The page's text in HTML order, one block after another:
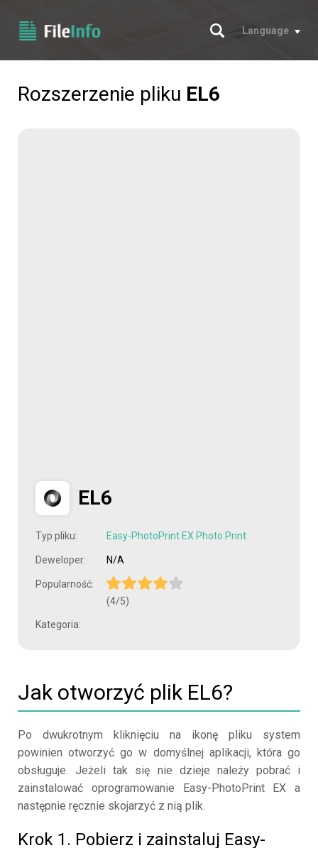
Szukaj
Language
Rozszerzenie pliku EL6
EL6
Typ pliku: Easy-PhotoPrint EX Photo Print
Deweloper: N/A
Popularność:
(4/5)
Kategoria:
Jak otworzyć plik EL6?
Po dwukrotnym kliknięciu na ikonę pliku system
powinien otworzyć go w domyślnej aplikacji, która go
obsługuje. Jeżeli tak się nie dzieje należy pobrać i
zainstalować oprogramowanie Easy-PhotoPrint EX a
następnie ręcznie skojarzyć z nią plik.
Krok 1. Pobierz i zainstaluj Easy-